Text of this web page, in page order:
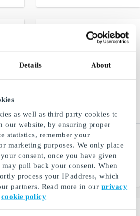
Details About
as well as third party cookies to
our website, by ensuring proper
statistics, remember your
marketing purposes. We only place
consent, once you have given
may pull back your consent. When
process your IP address, which
partners. Read more in our privacy
cookie policy.
Lindex NO Gavekort
Mote for kvinner og barn
Fra 50 kr